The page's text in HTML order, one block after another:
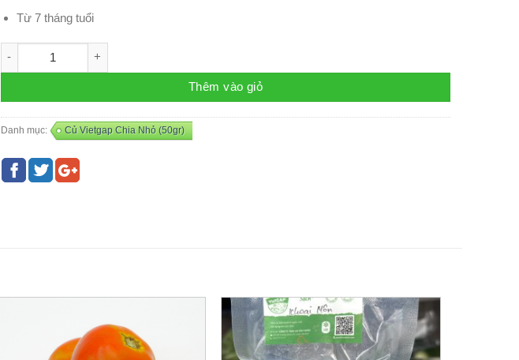
Từ 7 tháng tuổi
Mướp hương (nguyên trái) số lượng
Thêm vào giỏ
Danh mục: Củ Vietgap Chia Nhỏ (50gr)